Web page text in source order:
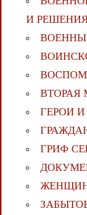
И
ВТОРАЯ
ГЕРОИ
ГРИФ